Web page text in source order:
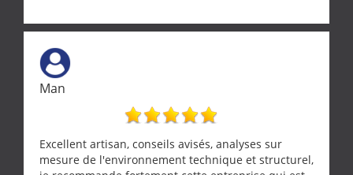
Man
Excellent artisan, conseils avisés, analyses sur
mesure de l'environnement technique et structurel,